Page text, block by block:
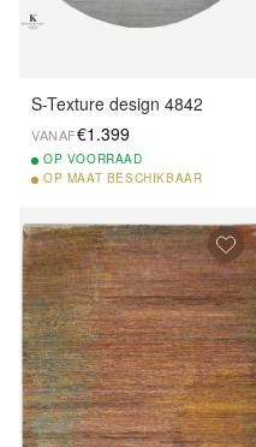
S-Texture design 4842
VANAF€1.399
OP VOORRAAD
OP MAAT BESCHIKBAAR